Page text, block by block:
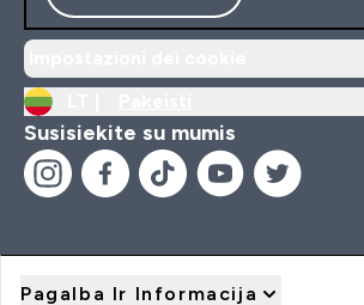
Susisiekite su mumis
Pagalba Ir Informacija